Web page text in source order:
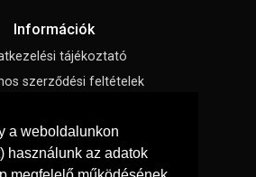
a weboldalunkon
használunk az adatok
Információk
tájékoztató
szerződési feltételek
Süti beállítások